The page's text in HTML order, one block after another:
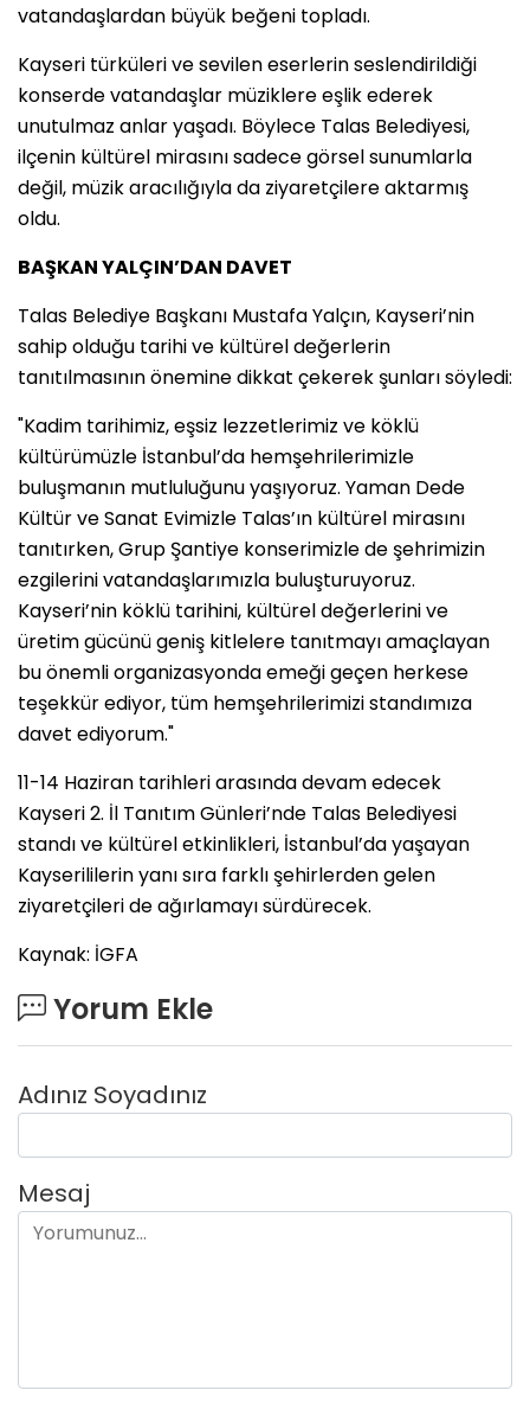
vatandaşlardan büyük beğeni topladı.
Kayseri türküleri ve sevilen eserlerin seslendirildiği
konserde vatandaşlar müziklere eşlik ederek
unutulmaz anlar yaşadı. Böylece Talas Belediyesi,
ilçenin kültürel mirasını sadece görsel sunumlarla
değil, müzik aracılığıyla da ziyaretçilere aktarmış
oldu.
BAŞKAN YALÇIN’DAN DAVET
Talas Belediye Başkanı Mustafa Yalçın, Kayseri’nin
sahip olduğu tarihi ve kültürel değerlerin
tanıtılmasının önemine dikkat çekerek şunları söyledi:
"Kadim tarihimiz, eşsiz lezzetlerimiz ve köklü
kültürümüzle İstanbul’da hemşehrilerimizle
buluşmanın mutluluğunu yaşıyoruz. Yaman Dede
Kültür ve Sanat Evimizle Talas’ın kültürel mirasını
tanıtırken, Grup Şantiye konserimizle de şehrimizin
ezgilerini vatandaşlarımızla buluşturuyoruz.
Kayseri’nin köklü tarihini, kültürel değerlerini ve
üretim gücünü geniş kitlelere tanıtmayı amaçlayan
bu önemli organizasyonda emeği geçen herkese
teşekkür ediyor, tüm hemşehrilerimizi standımıza
davet ediyorum."
11-14 Haziran tarihleri arasında devam edecek
Kayseri 2. İl Tanıtım Günleri’nde Talas Belediyesi
standı ve kültürel etkinlikleri, İstanbul’da yaşayan
Kayserililerin yanı sıra farklı şehirlerden gelen
ziyaretçileri de ağırlamayı sürdürecek.
Kaynak: İGFA
Yorum Ekle
Adınız Soyadınız
Mesaj